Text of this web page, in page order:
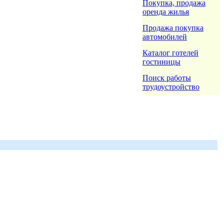
Покупка, продажа
оренда жилья
Продажа покупка
автомобилей
Каталог готелей
гостиницы
Поиск работы
трудоустройство